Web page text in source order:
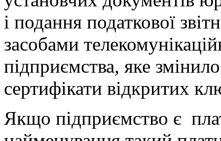
і подання податкової
засобами
підприємства, яке
сертифікати відкритих
Якщо підприємство є